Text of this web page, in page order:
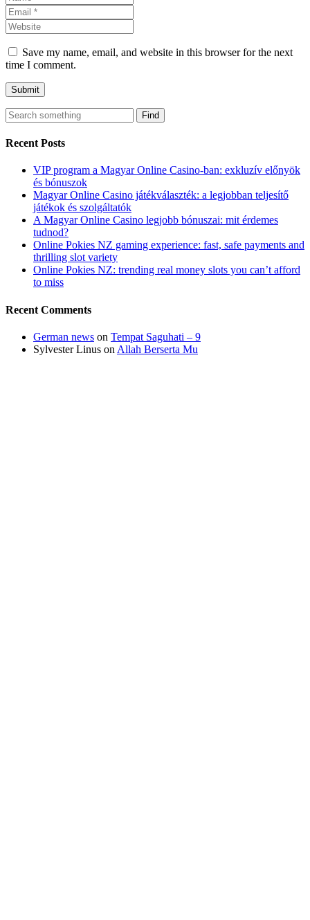
Save my name, email, and website in this browser for the next
time I comment.
Find
Recent Posts
VIP program a Magyar Online Casino-ban: exkluzív előnyök
és bónuszok
Magyar Online Casino játékválaszték: a legjobban teljesítő
játékok és szolgáltatók
A Magyar Online Casino legjobb bónuszai: mit érdemes
tudnod?
Online Pokies NZ gaming experience: fast, safe payments and
thrilling slot variety
Online Pokies NZ: trending real money slots you can’t afford
to miss
Recent Comments
German news on Tempat Saguhati – 9
Sylvester Linus on Allah Berserta Mu